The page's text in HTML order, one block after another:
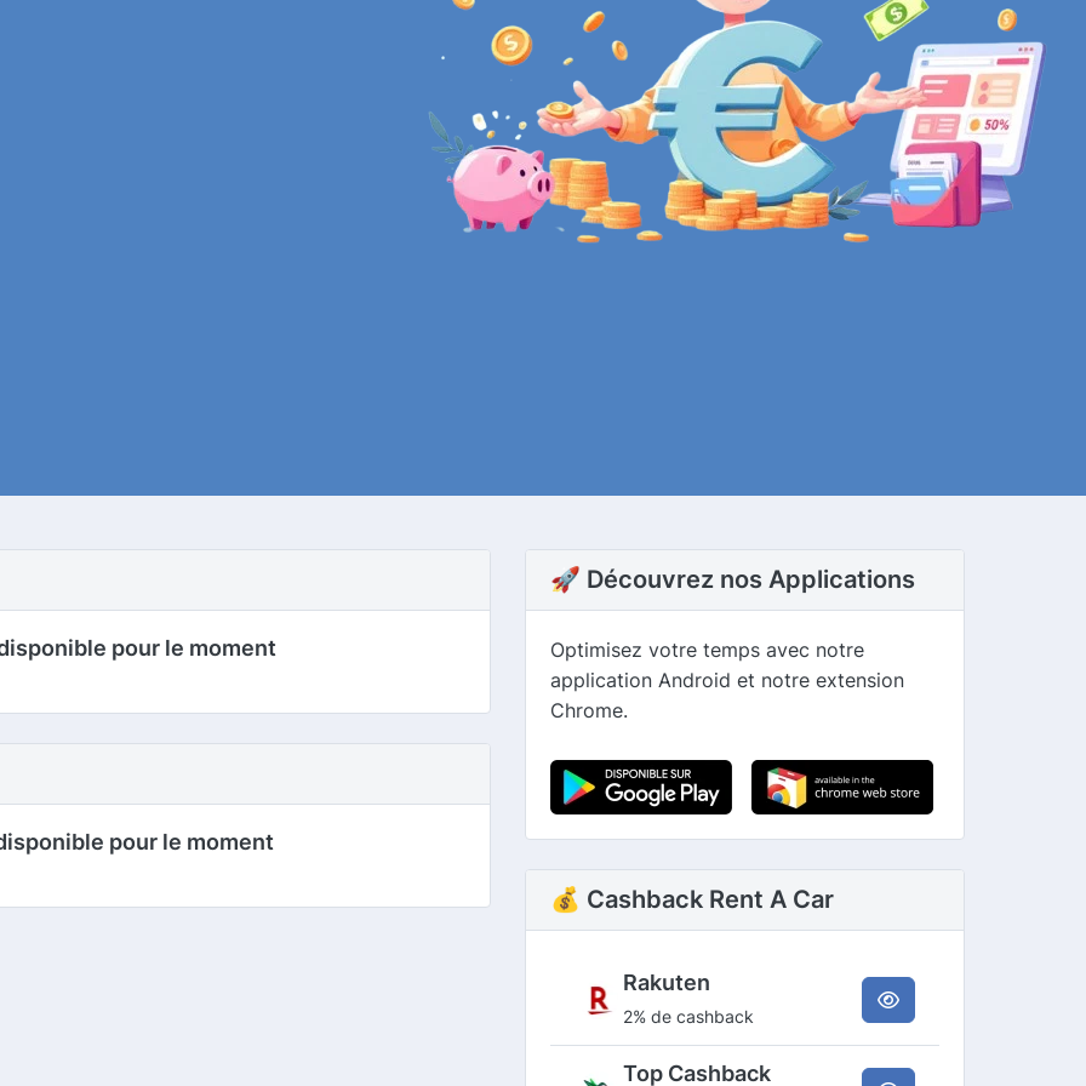
pour le moment
pour le moment
🚀 Découvrez nos Applications
Optimisez votre temps avec notre
application Android et notre extension
Chrome.
💰 Cashback Rent A Car
Rakuten
2% de cashback
Top Cashback